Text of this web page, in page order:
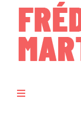
content
Toggle